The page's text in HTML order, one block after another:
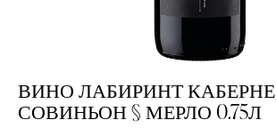
ВИНО ЛАБИРИНТ КАБЕРНЕ
СОВИНЬОН § МЕРЛО 0.75Л